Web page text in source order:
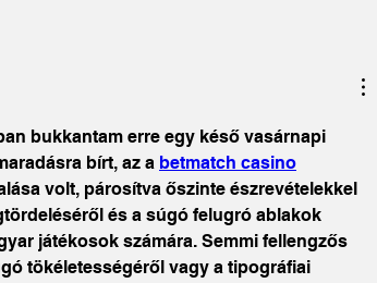
bukkantam erre egy késő vasárnapi
bírt, az a betmatch casino
volt, párosítva őszinte észrevételekkel
és a súgó felugró ablakok
játékosok számára. Semmi fellengzős
tökéletességéről vagy a tipográfiai